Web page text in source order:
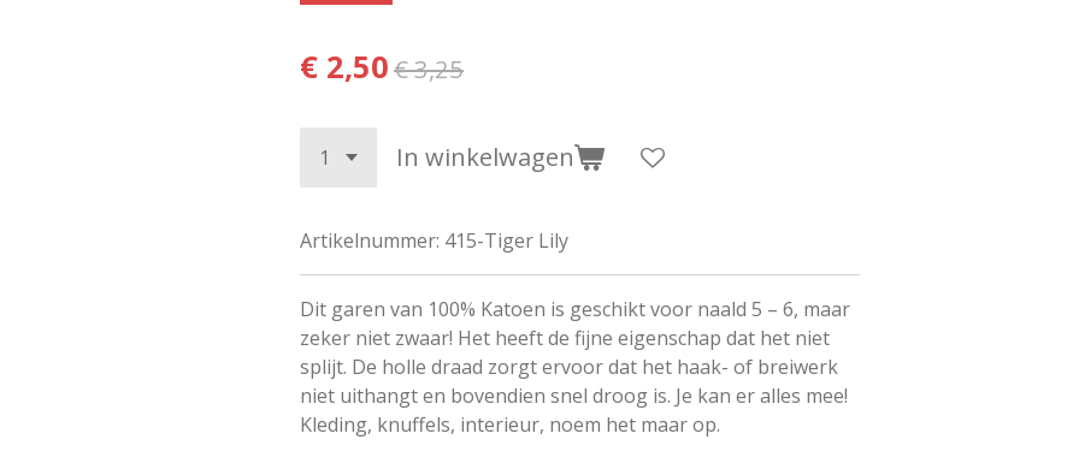
€ 2,50€ 3,25
In winkelwagen
Artikelnummer: 415-Tiger Lily
Dit garen van 100% Katoen is geschikt voor naald 5 – 6, maar
zeker niet zwaar! Het heeft de fijne eigenschap dat het niet
splijt. De holle draad zorgt ervoor dat het haak- of breiwerk
niet uithangt en bovendien snel droog is. Je kan er alles mee!
Kleding, knuffels, interieur, noem het maar op.